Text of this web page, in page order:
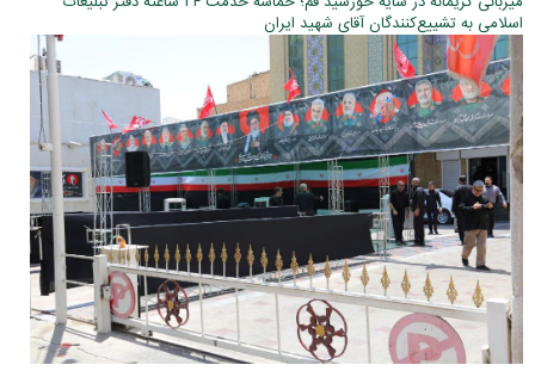
اسلامی به تشییع‌کنندگان آقای شهید ایران